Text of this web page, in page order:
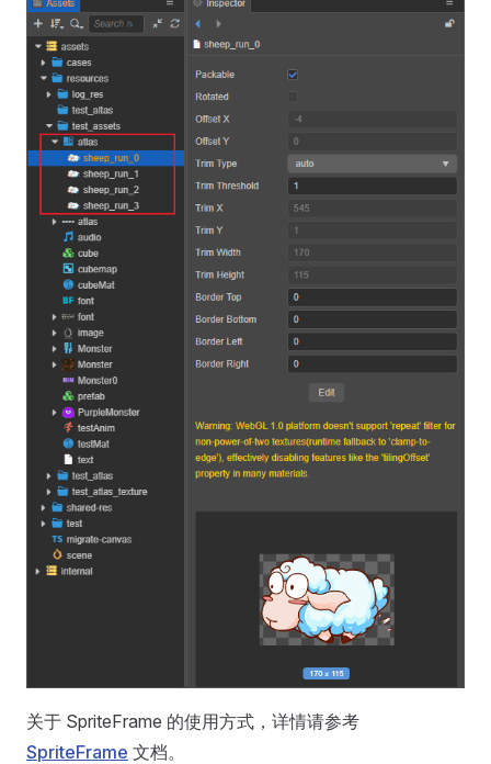
关于 SpriteFrame 的使用方式，详情请参考
SpriteFrame 文档。